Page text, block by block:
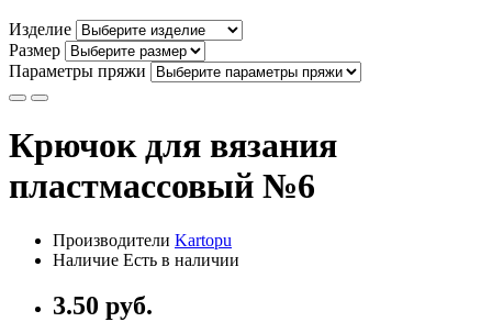
Изделие
Размер
Параметры пряжи
Крючок для вязания
пластмассовый №6
Производители Kartopu
Наличие Есть в наличии
3.50 руб.